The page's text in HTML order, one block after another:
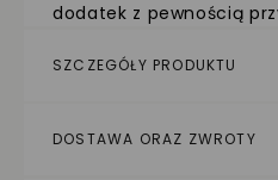
dodatek z pewnością
SZCZEGÓŁY PRODUKTU
DOSTAWA ORAZ ZWROTY